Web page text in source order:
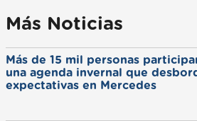
Más Noticias
Más de 15 mil personas
una agenda invernal que
expectativas en Mercedes